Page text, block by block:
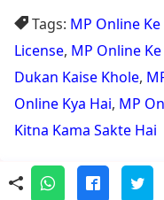
Tags: MP Online Ke
License, MP Online
Dukan Kaise Khole,
Online Kya Hai, MP
Kitna Kama Sakte Hai